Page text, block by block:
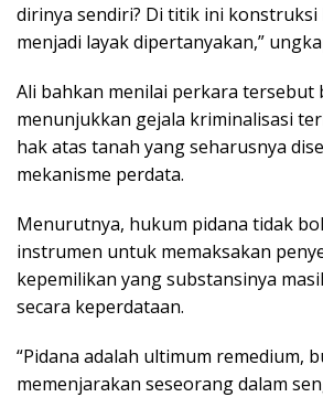
dirinya sendiri? Di titik ini konstruksi
menjadi layak dipertanyakan,”
Ali bahkan menilai perkara tersebut
menunjukkan gejala kriminalisasi
hak atas tanah yang seharusnya
mekanisme perdata.
Menurutnya, hukum pidana tidak
instrumen untuk memaksakan
kepemilikan yang substansinya
secara keperdataan.
“Pidana adalah ultimum remedium,
memenjarakan seseorang dalam